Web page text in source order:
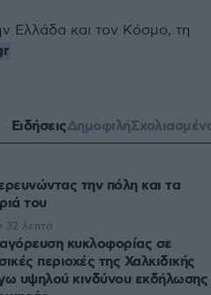
Ελλάδα και τον Κόσμο, τη
ΕιδήσειςΔημοφιλή
την πόλη και τα
του
κυκλοφορίας σε
περιοχές της Χαλκιδικής
υψηλού κινδύνου εκδήλωσης
32 λεπτά